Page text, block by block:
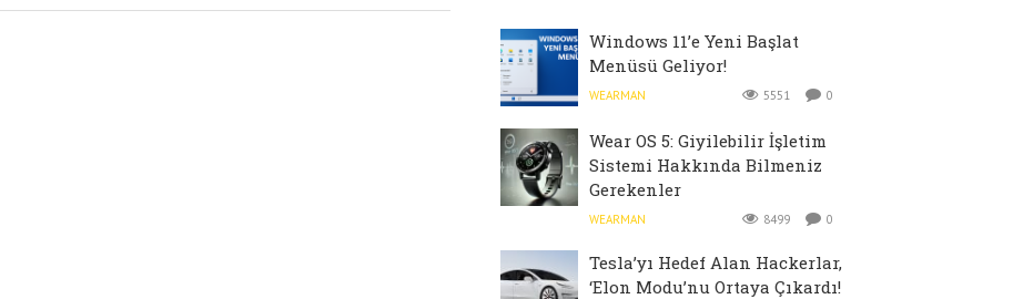
Windows 11’e Yeni Başlat
Menüsü Geliyor!
WEARMAN 5551 0
Wear OS 5: Giyilebilir İşletim
Sistemi Hakkında Bilmeniz
Gerekenler
WEARMAN 8499 0
Tesla’yı Hedef Alan Hackerlar,
‘Elon Modu’nu Ortaya Çıkardı!